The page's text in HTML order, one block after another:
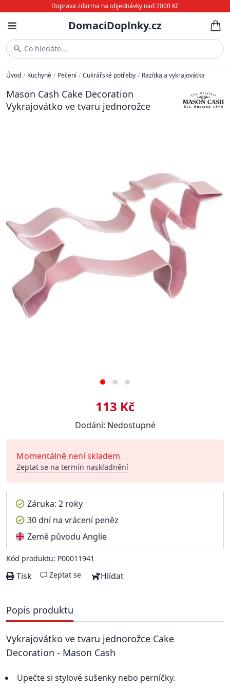
Doprava zdarma na objednávky nad 2000 Kč
DomaciDoplnky.cz
Co hledáte...
Úvod / Kuchyně / Pečení / Cukrářské potřeby / Razítka a vykrajovátka
Mason Cash Cake Decoration
Vykrajovátko ve tvaru jednorožce
113 Kč
Dodání: Nedostupné
Momentálně není skladem
Zeptat se na termín naskladnění
Záruka: 2 roky
30 dní na vrácení peněz
Země původu Anglie
Kód produktu: P00011941
Tisk Zeptat se Hlídat
Popis produktu
Vykrajovátko ve tvaru jednorožce Cake
Decoration - Mason Cash
Upečte si stylové sušenky nebo perníčky.